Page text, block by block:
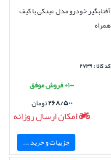
آفتابگیر خودرو مدل عینکی با کیف
همراه
کد کالا : ۲۷۳۹
۱۰۰+ فروش موفق
۲۶۸/۵۰۰تومان
امکان ارسال روزانه
جزییات و خرید ...